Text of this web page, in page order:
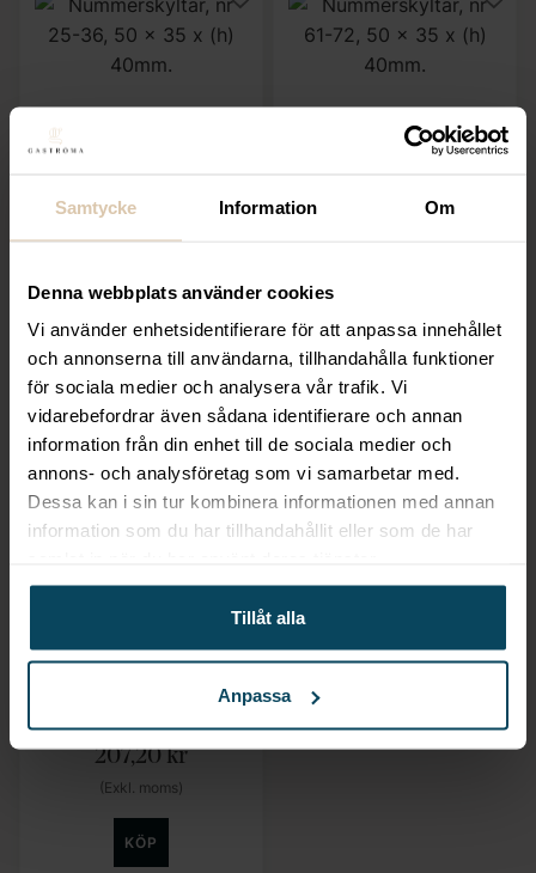
Samtycke Information Om
Denna webbplats använder cookies
Vi använder enhetsidentifierare för att anpassa innehållet
och annonserna till användarna, tillhandahålla funktioner
för sociala medier och analysera vår trafik. Vi
vidarebefordrar även sådana identifierare och annan
information från din enhet till de sociala medier och
annons- och analysföretag som vi samarbetar med.
Dessa kan i sin tur kombinera informationen med annan
information som du har tillhandahållit eller som de har
Tillåt alla
Anpassa
Nummerskyltar, nr 25-
207,20kr
(Exkl. moms)
KÖP
Nummerskyltar, nr 61-
(Exkl. moms)
KÖP
Nummerskyltar, nr 37-
207,20kr
(Exkl. moms)
KÖP